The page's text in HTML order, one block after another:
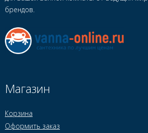
брендов.
Магазин
Корзина
Оформить заказ